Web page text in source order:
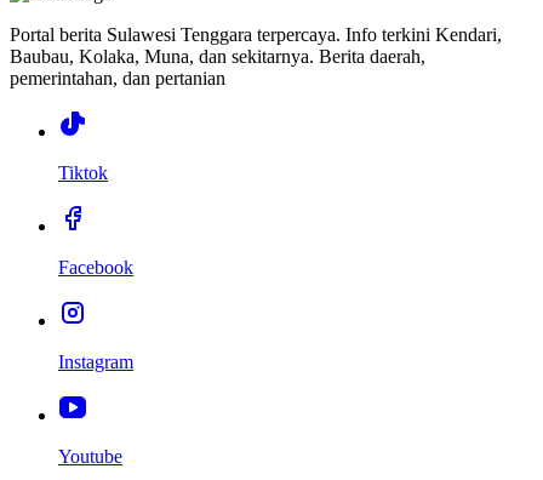
Portal berita Sulawesi Tenggara terpercaya. Info terkini Kendari,
Baubau, Kolaka, Muna, dan sekitarnya. Berita daerah,
pemerintahan, dan pertanian
Tiktok
Facebook
Instagram
Youtube